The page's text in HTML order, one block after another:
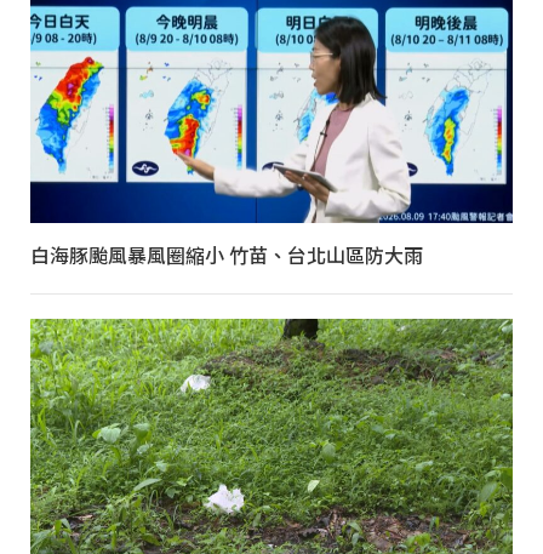
白海豚颱風暴風圈縮小 竹苗、台北山區防大雨